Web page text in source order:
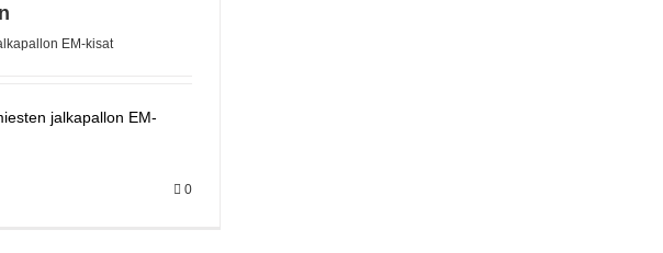
EM-kisat
jalkapallon EM-
0